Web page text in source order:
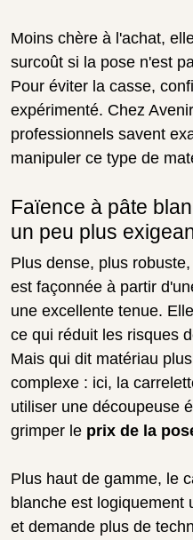
Moins chère à l'achat,
surcoût si la pose n'est
Pour éviter la casse,
expérimenté. Chez
professionnels savent
manipuler ce type de
Faïence à pâte
un peu plus
Plus dense, plus
est façonnée à partir
une excellente tenue.
ce qui réduit les risques
Mais qui dit matériau
complexe : ici, la
utiliser une découpeuse
grimper le prix de la
Plus haut de gamme, le
blanche est logiquement
et demande plus de